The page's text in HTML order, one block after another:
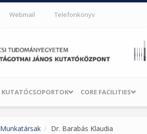
Webmail Telefonkönyv
KUTATÓCSOPORTOK CORE FACILITIES
Munkatársak Dr. Barabás Klaudia